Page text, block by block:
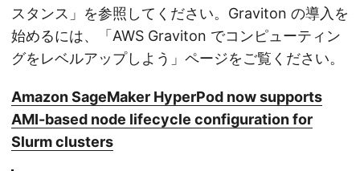
スタンス」を参照してください。Graviton の導入を
始めるには、「AWS Graviton でコンピューティン
グをレベルアップしよう」ページをご覧ください。
Amazon SageMaker HyperPod now supports
AMI-based node lifecycle configuration for
Slurm clusters